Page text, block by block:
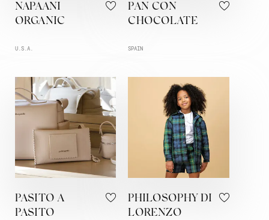
NAPAANI
ORGANIC
U.S.A.
PAN CON
CHOCOLATE
SPAIN
PASITO A
PASITO
PHILOSOPHY DI
LORENZO